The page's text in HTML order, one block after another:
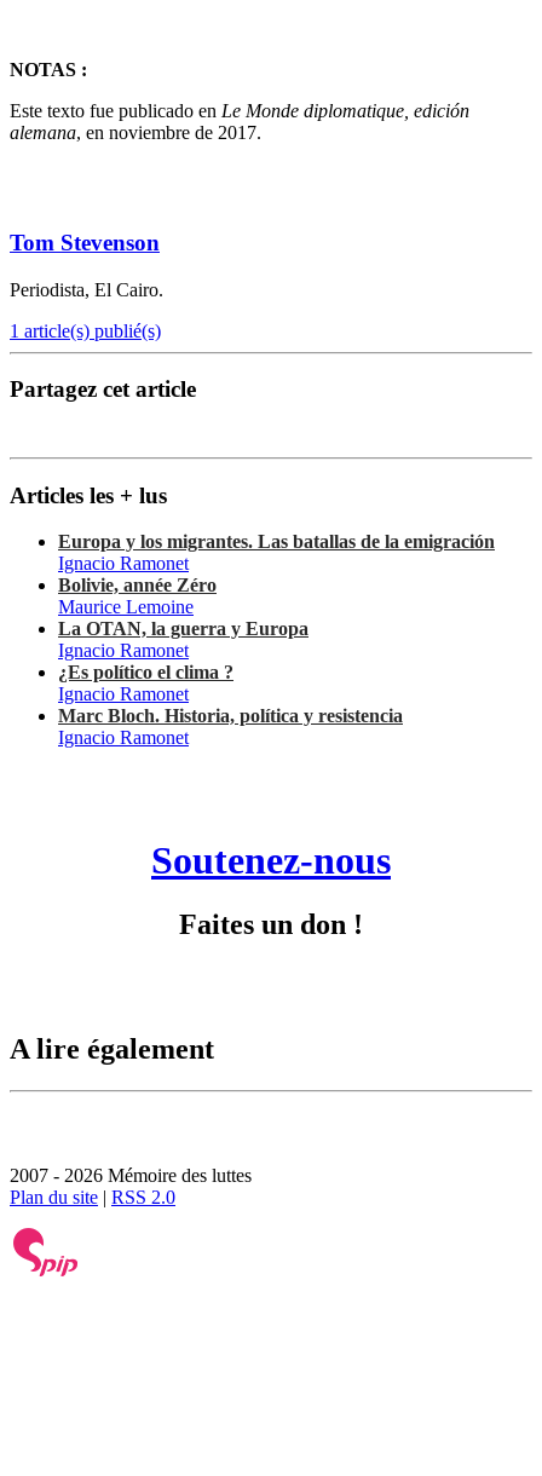
NOTAS :
Este texto fue publicado en Le Monde diplomatique, edición
alemana, en noviembre de 2017.
Tom Stevenson
Periodista, El Cairo.
1 article(s) publié(s)
Partagez cet article
Articles les + lus
Europa y los migrantes. Las batallas de la emigración
Ignacio Ramonet
Bolivie, année Zéro
Maurice Lemoine
La OTAN, la guerra y Europa
Ignacio Ramonet
¿Es político el clima ?
Ignacio Ramonet
Marc Bloch. Historia, política y resistencia
Ignacio Ramonet
Soutenez-nous
Faites un don !
A lire également
2007 - 2026 Mémoire des luttes
Plan du site | RSS 2.0